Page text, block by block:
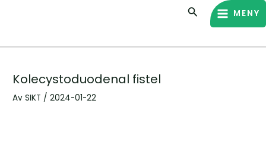
Sök
MAIN
MENU
MENY
Kolecystoduodenal fistel
Av SIKT /2024-01-22